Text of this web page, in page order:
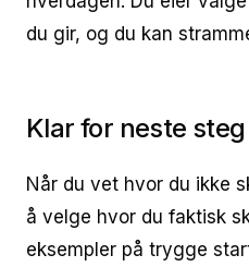
du gir, og du kan
Klar for neste steg
Når du vet hvor du ikke
å velge hvor du faktisk
eksempler på trygge